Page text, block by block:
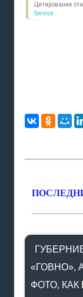
Цитирование
Service.
«ГОВНО»,
ФОТО,